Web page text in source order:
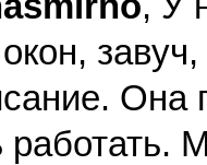
завуч,
Она
работать.